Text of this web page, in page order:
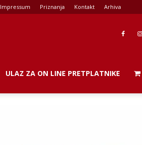
Impressum Priznanja Kontakt Arhiva
ULAZ ZA ON LINE PRETPLATNIKE